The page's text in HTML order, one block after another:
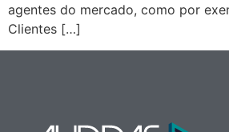
agentes do mercado, como por
Clientes […]